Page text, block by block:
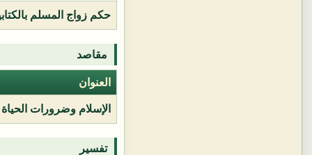
حكم زواج المسلم
مقاصد
العنوان
الإسلام وضرورات الحياة
تفسير